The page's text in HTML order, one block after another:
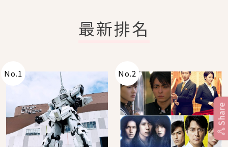
最新排名
No.1 No.2
Share